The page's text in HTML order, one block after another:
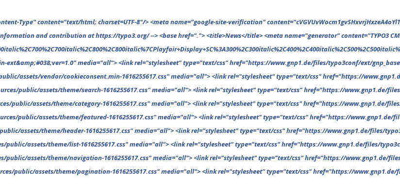
ext%2Cgreek%2Cgreek-ext%2Clatin-ext&amp;#038;ver=1.0" media="all"> <link rel="stylesheet" type="text/css" href="https://www.gnp1.de/files/typo3conf/ext/gnp_base/resources/public/assets/fonts/fonts-1616255617.css" media="all"> <link rel="stylesheet" type="text/css" href="https://www.gnp1.de/files/typo3conf/ext/gnp_base/resources/public/assets/vendor/vendor-1616255617.css" media="all"> <link rel="stylesheet" type="text/css" href="https://www.gnp1.de/files/typo3conf/ext/gnp_base/resources/public/assets/vendor/cookieconsent.min-1616255617.css" media="all"> <link rel="stylesheet" type="text/css" href="https://www.gnp1.de/files/typo3conf/ext/gnp_base/resources/public/assets/theme/_reset-1616255617.css" media="all"> <link rel="stylesheet" type="text/css" href="https://www.gnp1.de/files/typo3conf/ext/gnp_base/resources/public/assets/theme/mansonry-1616255617.css" media="all"> <link rel="stylesheet" type="text/css" href="https://www.gnp1.de/files/typo3conf/ext/gnp_base/resources/public/assets/theme/search-1616255617.css" media="all"> <link rel="stylesheet" type="text/css" href="https://www.gnp1.de/files/typo3conf/ext/gnp_base/resources/public/assets/theme/404-1616255617.css" media="all"> <link rel="stylesheet" type="text/css" href="https://www.gnp1.de/files/typo3conf/ext/gnp_base/resources/public/assets/theme/breadcrumb-1616255617.css" media="all"> <link rel="stylesheet" type="text/css" href="https://www.gnp1.de/files/typo3conf/ext/gnp_base/resources/public/assets/theme/category-1616255617.css" media="all"> <link rel="stylesheet" type="text/css" href="https://www.gnp1.de/files/typo3conf/ext/gnp_base/resources/public/assets/theme/column-1616255617.css" media="all"> <link rel="stylesheet" type="text/css" href="https://www.gnp1.de/files/typo3conf/ext/gnp_base/resources/public/assets/theme/comments-1616255617.css" media="all"> <link rel="stylesheet" type="text/css" href="https://www.gnp1.de/files/typo3conf/ext/gnp_base/resources/public/assets/theme/featured-1616255617.css" media="all"> <link rel="stylesheet" type="text/css" href="https://www.gnp1.de/files/typo3conf/ext/gnp_base/resources/public/assets/theme/footer-1616255617.css" media="all"> <link rel="stylesheet" type="text/css" href="https://www.gnp1.de/files/typo3conf/ext/gnp_base/resources/public/assets/theme/general-1616255617.css" media="all"> <link rel="stylesheet" type="text/css" href="https://www.gnp1.de/files/typo3conf/ext/gnp_base/resources/public/assets/theme/header-1616255617.css"